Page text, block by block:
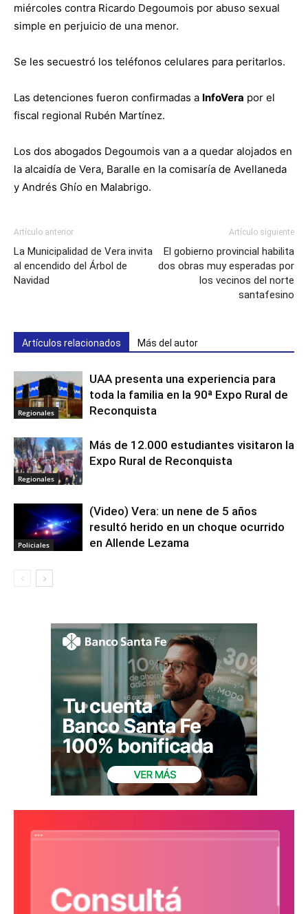
miércoles contra Ricardo Degoumois por abuso sexual
simple en perjuicio de una menor.
Se les secuestró los teléfonos celulares para peritarlos.
Las detenciones fueron confirmadas a InfoVera por el
fiscal regional Rubén Martínez.
Los dos abogados Degoumois van a a quedar alojados en
la alcaidía de Vera, Baralle en la comisaría de Avellaneda
y Andrés Ghío en Malabrigo.
Artículo anterior
La Municipalidad de Vera invita
al encendido del Árbol de
Navidad
Artículo siguiente
El gobierno provincial habilita
dos obras muy esperadas por
los vecinos del norte
santafesino
Artículos relacionados Más del autor
Regionales
UAA presenta una experiencia para
toda la familia en la 90ª Expo Rural de
Reconquista
Regionales
Más de 12.000 estudiantes visitaron la
Expo Rural de Reconquista
Policiales
(Video) Vera: un nene de 5 años
resultó herido en un choque ocurrido
en Allende Lezama